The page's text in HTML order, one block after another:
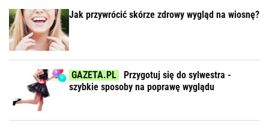
Jak przywrócić skórze zdrowy wygląd na wiosnę?
Przygotuj się do sylwestra -
szybkie sposoby na poprawę wyglądu